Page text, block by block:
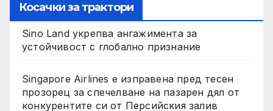
Косачки за трактори
Sino Land укрепва ангажимента за
устойчивост с глобално признание
Singapore Airlines е изправена пред тесен
прозорец за спечелване на пазарен дял от
конкурентите си от Персийския залив